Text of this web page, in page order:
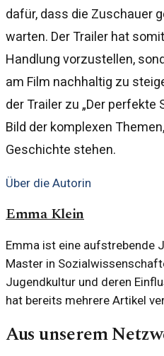
dafür, dass die Zuschauer
warten. Der Trailer hat
Handlung vorzustellen,
am Film nachhaltig zu
der Trailer zu „Der
Bild der komplexen
Geschichte stehen.
Über die Autorin
Emma Klein
Emma ist eine aufstrebende
Master in
Jugendkultur und deren
hat bereits mehrere Artikel
Aus unserem